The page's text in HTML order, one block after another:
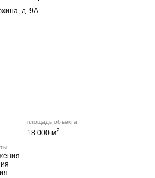
д. 9А
18 000 м2
площадь объекта: